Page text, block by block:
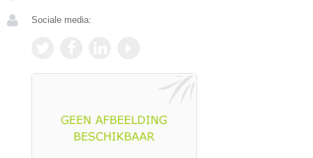
Sociale media: